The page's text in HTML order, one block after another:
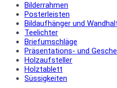
Bilderrahmen
Posterleisten
Bildaufhänger und
Teelichter
Briefumschläge
Präsentations- und
Holzaufsteller
Holztablett
Süssigkeiten